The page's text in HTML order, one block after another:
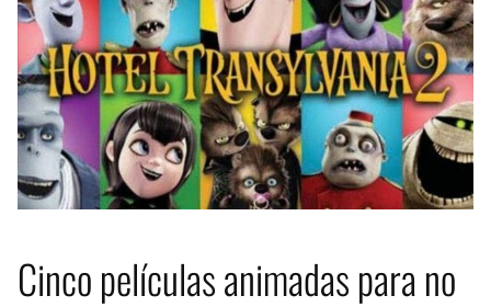
Cinco películas animadas para no